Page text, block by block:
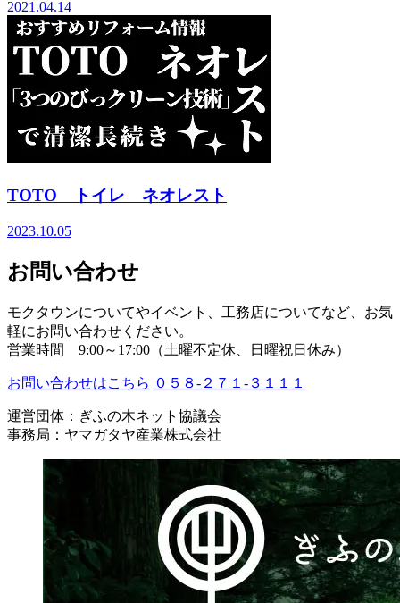
2021.04.14
TOTO トイレ ネオレスト
2023.10.05
お問い合わせ
モクタウンについてやイベント、工務店についてなど、お気
軽にお問い合わせください。
営業時間 9:00～17:00（土曜不定休、日曜祝日休み）
お問い合わせはこちら ０５８-２７１-３１１１
運営団体：ぎふの木ネット協議会
事務局：ヤマガタヤ産業株式会社